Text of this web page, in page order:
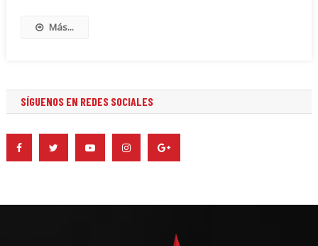
Más...
SÍGUENOS EN REDES SOCIALES